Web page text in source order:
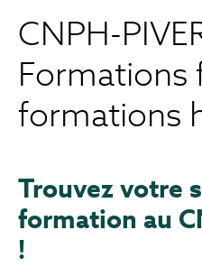
CNPH-
Formations
formations
Trouvez votre
formation au
!